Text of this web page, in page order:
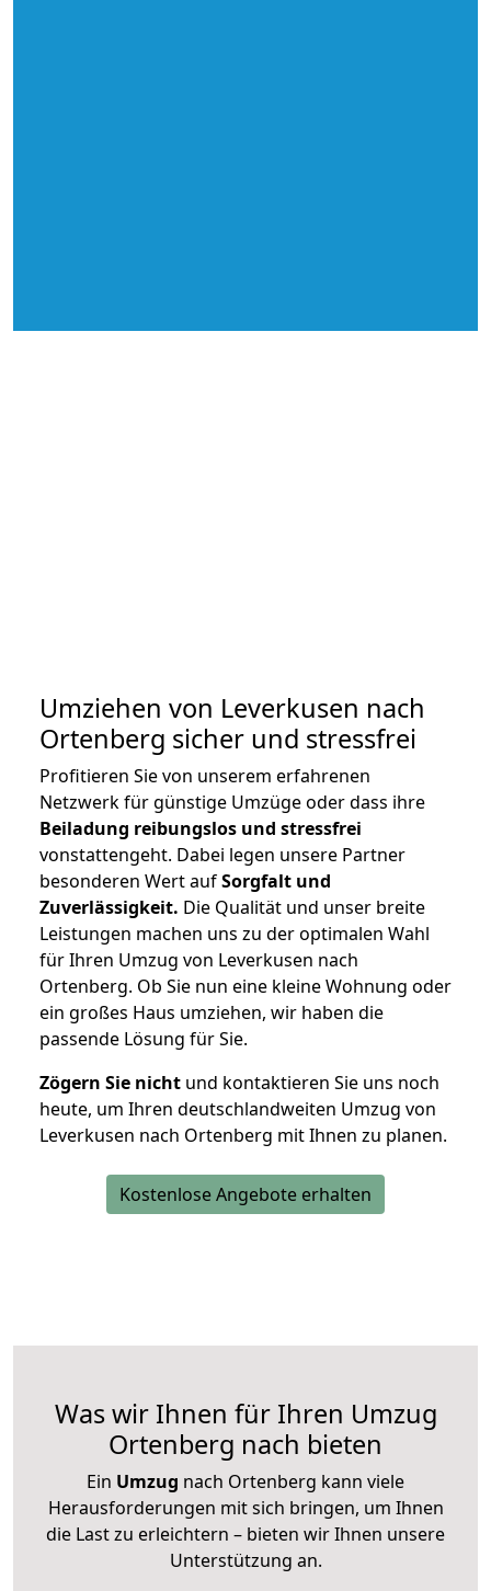
Umziehen von Leverkusen nach
Ortenberg sicher und stressfrei
Profitieren Sie von unserem erfahrenen
Netzwerk für günstige Umzüge oder dass ihre
Beiladung reibungslos und stressfrei
vonstattengeht. Dabei legen unsere Partner
besonderen Wert aufSorgfalt und
Zuverlässigkeit. Die Qualität und unser breite
Leistungen machen uns zu der optimalen Wahl
für Ihren Umzug von Leverkusen nach
Ortenberg. Ob Sie nun eine kleine Wohnung oder
ein großes Haus umziehen, wir haben die
passende Lösung für Sie.
Zögern Sie nicht und kontaktieren Sie uns noch
heute, um Ihren deutschlandweiten Umzug von
Leverkusen nach Ortenberg mit Ihnen zu planen.
Kostenlose Angebote erhalten
Was wir Ihnen für Ihren Umzug
Ortenberg nach bieten
Ein Umzug nach Ortenberg kann viele
Herausforderungen mit sich bringen, um Ihnen
die Last zu erleichtern – bieten wir Ihnen unsere
Unterstützung an.